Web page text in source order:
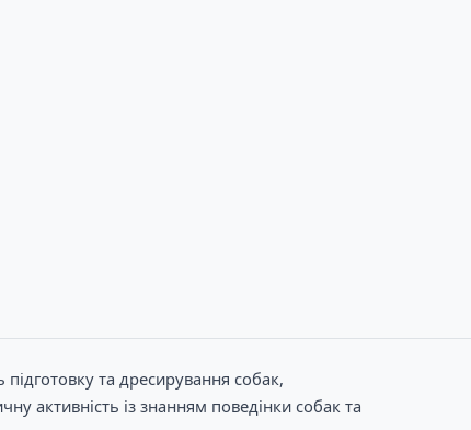
та дресирування собак,
активність із знанням поведінки собак та